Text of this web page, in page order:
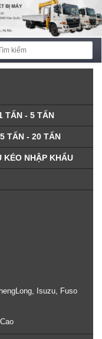
TẤN - 5 TẤN
TẤN - 20 TẤN
KÉO NHẬP KHẨU
Isuzu, Fuso